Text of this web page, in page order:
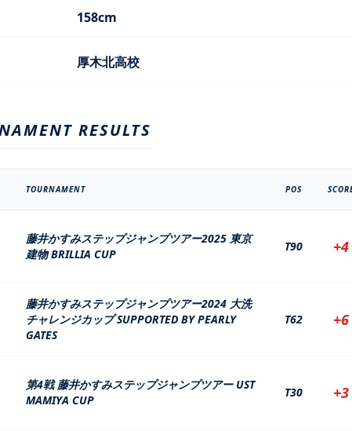
158cm
厚木北高校
RESULTS
TOURNAMENT POS
藤井かすみステップジャンプツアー2025 東京
建物 BRILLIA CUP
T90 +4
藤井かすみステップジャンプツアー2024 大洗
チャレンジカップ SUPPORTED BY PEARLY
GATES
T62 +6
第4戦 藤井かすみステップジャンプツアー UST
MAMIYA CUP
T30 +3